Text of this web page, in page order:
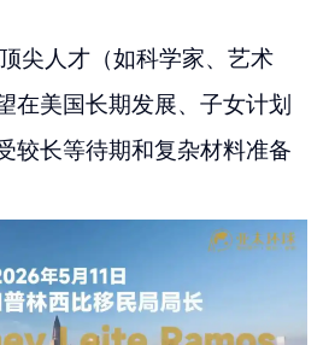
尖人才（如科学家、艺术
在美国长期发展、子女计划
较长等待期和复杂材料准备